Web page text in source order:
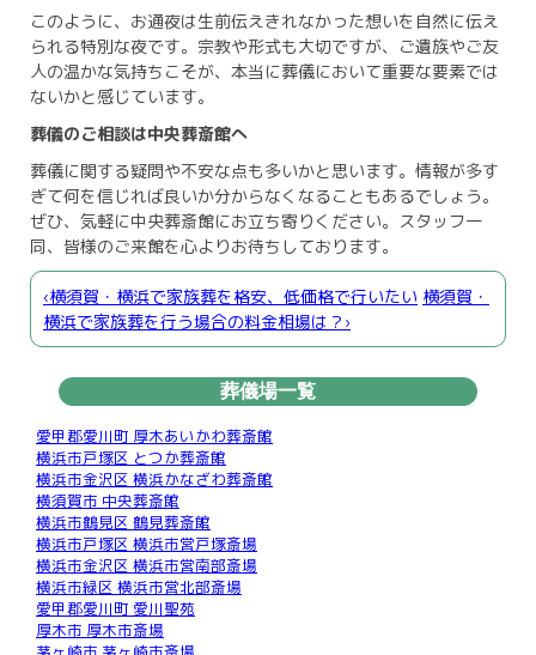
このように、お通夜は生前伝えきれなかった想いを自然に伝え
られる特別な夜です。宗教や形式も大切ですが、ご遺族やご友
人の温かな気持ちこそが、本当に葬儀において重要な要素では
ないかと感じています。
葬儀のご相談は中央葬斎館へ
葬儀に関する疑問や不安な点も多いかと思います。情報が多す
ぎて何を信じれば良いか分からなくなることもあるでしょう。
ぜひ、気軽に中央葬斎館にお立ち寄りください。スタッフ一
同、皆様のご来館を心よりお待ちしております。
‹横須賀・横浜で家族葬を格安、低価格で行いたい 横須賀・
横浜で家族葬を行う場合の料金相場は？›
葬儀場一覧
愛甲郡愛川町 厚木あいかわ葬斎館
横浜市戸塚区 とつか葬斎館
横浜市金沢区 横浜かなざわ葬斎館
横須賀市 中央葬斎館
横浜市鶴見区 鶴見葬斎館
横浜市戸塚区 横浜市営戸塚斎場
横浜市金沢区 横浜市営南部斎場
横浜市緑区 横浜市営北部斎場
愛甲郡愛川町 愛川聖苑
厚木市 厚木市斎場